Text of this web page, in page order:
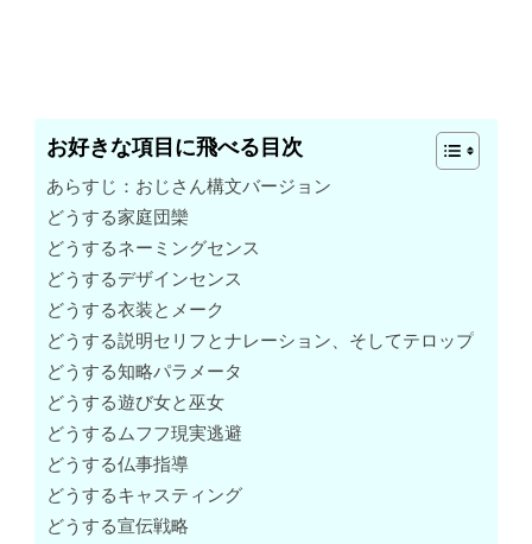
お好きな項目に飛べる目次
あらすじ：おじさん構文バージョン
どうする家庭団欒
どうするネーミングセンス
どうするデザインセンス
どうする衣装とメーク
どうする説明セリフとナレーション、そしてテロップ
どうする知略パラメータ
どうする遊び女と巫女
どうするムフフ現実逃避
どうする仏事指導
どうするキャスティング
どうする宣伝戦略